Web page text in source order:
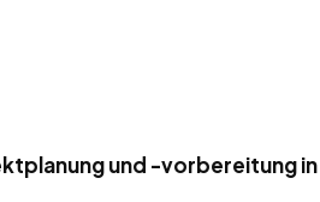
und -vorbereitung